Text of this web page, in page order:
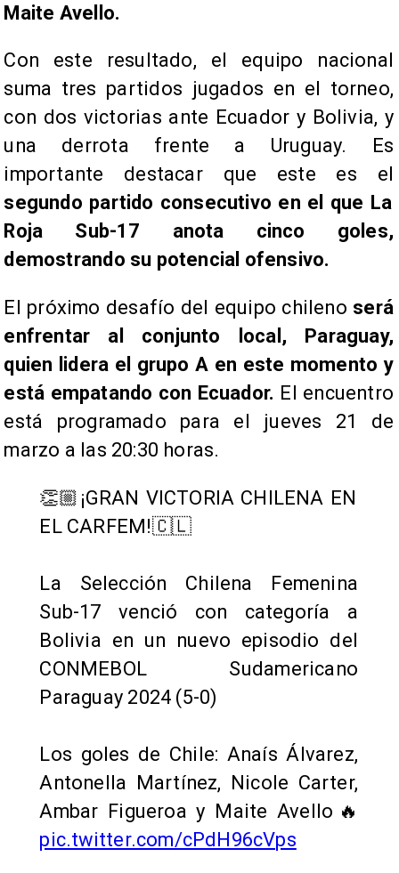
Maite Avello.
Con este resultado, el equipo nacional
suma tres partidos jugados en el torneo,
con dos victorias ante Ecuador y Bolivia, y
una derrota frente a Uruguay. Es
importante destacar que este es el
segundo partido consecutivo en el que La
Roja Sub-17 anota cinco goles,
demostrando su potencial ofensivo.
El próximo desafío del equipo chileno será
enfrentar al conjunto local, Paraguay,
quien lidera el grupo A en este momento y
está empatando con Ecuador. El encuentro
está programado para el jueves 21 de
marzo a las 20:30 horas.
👏🏼¡GRAN VICTORIA CHILENA EN
EL CARFEM!🇨🇱
La Selección Chilena Femenina
Sub-17 venció con categoría a
Bolivia en un nuevo episodio del
CONMEBOL Sudamericano
Paraguay 2024 (5-0)
Los goles de Chile: Anaís Álvarez,
Antonella Martínez, Nicole Carter,
Ambar Figueroa y Maite Avello🔥
pic.twitter.com/cPdH96cVps